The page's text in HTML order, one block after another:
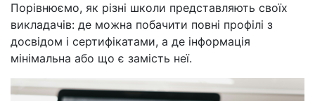
Порівнюємо, як різні школи представляють своїх
викладачів: де можна побачити повні профілі з
досвідом і сертифікатами, а де інформація
мінімальна або що є замість неї.